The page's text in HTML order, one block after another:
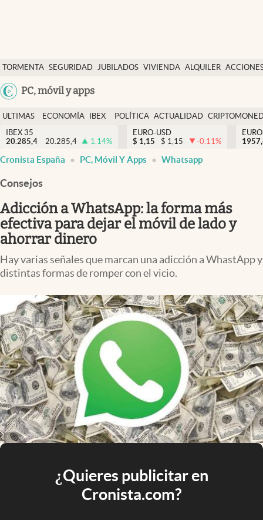
TORMENTA SEGURIDAD JUBILADOS VIVIENDA ALQUILER
PC, móvil y apps
Economía y finanzas
Política
Actualidad
Criptomonedas
España
ULTIMAS
NOTICIAS
ECONOMÍA
FINANZAS
IBEX
EURO
POLÍTICA ACTUALIDAD
IBEX 35
20.285,4
20.285,4 1.14%
EURO-USD
$ 1,15 $ 1,15 -0.11%
Cronista España PC, Móvil Y Apps Whatsapp
Consejos
Adicción a WhatsApp: la forma más
efectiva para dejar el móvil de lado y
ahorrar dinero
Hay varias señales que marcan una adicción a WhastApp y
distintas formas de romper con el vicio.
¿Quieres publicitar en
Cronista.com?